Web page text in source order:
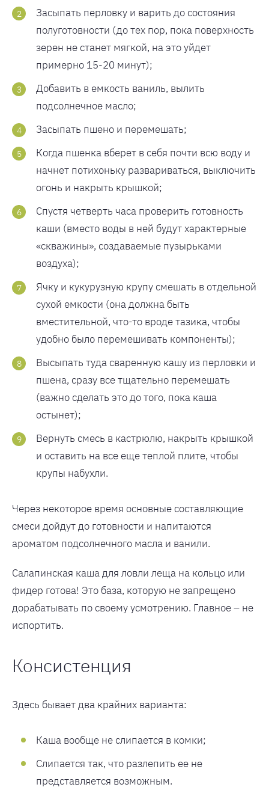
Засыпать перловку и варить до состояния
полуготовности (до тех пор, пока поверхность
зерен не станет мягкой, на это уйдет
примерно 15-20 минут);
Добавить в емкость ваниль, вылить
подсолнечное масло;
Засыпать пшено и перемешать;
Когда пшенка вберет в себя почти всю воду и
начнет потихоньку развариваться, выключить
огонь и накрыть крышкой;
Спустя четверть часа проверить готовность
каши (вместо воды в ней будут характерные
«скважины», создаваемые пузырьками
воздуха);
Ячку и кукурузную крупу смешать в отдельной
сухой емкости (она должна быть
вместительной, что-то вроде тазика, чтобы
удобно было перемешивать компоненты);
Высыпать туда сваренную кашу из перловки и
пшена, сразу все тщательно перемешать
(важно сделать это до того, пока каша
остынет);
Вернуть смесь в кастрюлю, накрыть крышкой
и оставить на все еще теплой плите, чтобы
крупы набухли.
Через некоторое время основные составляющие
смеси дойдут до готовности и напитаются
ароматом подсолнечного масла и ванили.
Салапинская каша для ловли леща на кольцо или
фидер готова! Это база, которую не запрещено
дорабатывать по своему усмотрению. Главное – не
испортить.
Консистенция
Здесь бывает два крайних варианта:
Каша вообще не слипается в комки;
Слипается так, что разлепить ее не
представляется возможным.